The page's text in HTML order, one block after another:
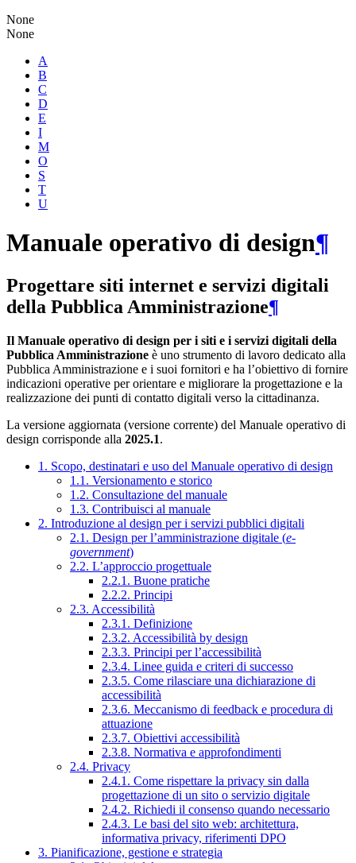
None
None
A
B
C
D
E
I
M
O
S
T
U
Manuale operativo di design¶
Progettare siti internet e servizi digitali
della Pubblica Amministrazione¶
Il Manuale operativo di design per i siti e i servizi digitali della
Pubblica Amministrazione è uno strumento di lavoro dedicato alla
Pubblica Amministrazione e i suoi fornitori e ha l’obiettivo di fornire
indicazioni operative per orientare e migliorare la progettazione e la
realizzazione dei punti di contatto digitali verso la cittadinanza.
La versione aggiornata (versione corrente) del Manuale operativo di
design corrisponde alla 2025.1.
1. Scopo, destinatari e uso del Manuale operativo di design
1.1. Versionamento e storico
1.2. Consultazione del manuale
1.3. Contribuisci al manuale
2. Introduzione al design per i servizi pubblici digitali
2.1. Design per l’amministrazione digitale (e-
government)
2.2. L’approccio progettuale
2.2.1. Buone pratiche
2.2.2. Principi
2.3. Accessibilità
2.3.1. Definizione
2.3.2. Accessibilità by design
2.3.3. Principi per l’accessibilità
2.3.4. Linee guida e criteri di successo
2.3.5. Come rilasciare una dichiarazione di
accessibilità
2.3.6. Meccanismo di feedback e procedura di
attuazione
2.3.7. Obiettivi accessibilità
2.3.8. Normativa e approfondimenti
2.4. Privacy
2.4.1. Come rispettare la privacy sin dalla
progettazione di un sito o servizio digitale
2.4.2. Richiedi il consenso quando necessario
2.4.3. Le basi del sito web: architettura,
informativa privacy, riferimenti DPO
3. Pianificazione, gestione e strategia